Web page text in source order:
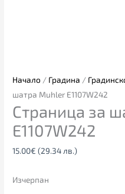
Начало / Градина /
шатра Muhler E1107W242
Страница за
E1107W242
15.00€ (29.34 лв.)
Изчерпан